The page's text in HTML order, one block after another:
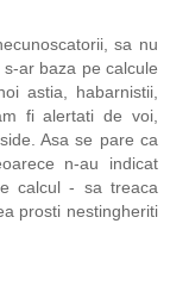
sa nu
ar baza pe calcule
astia, habarnistii,
fi alertati de voi,
Asa se pare ca
n-au indicat
calcul - sa treaca
prosti nestingheriti